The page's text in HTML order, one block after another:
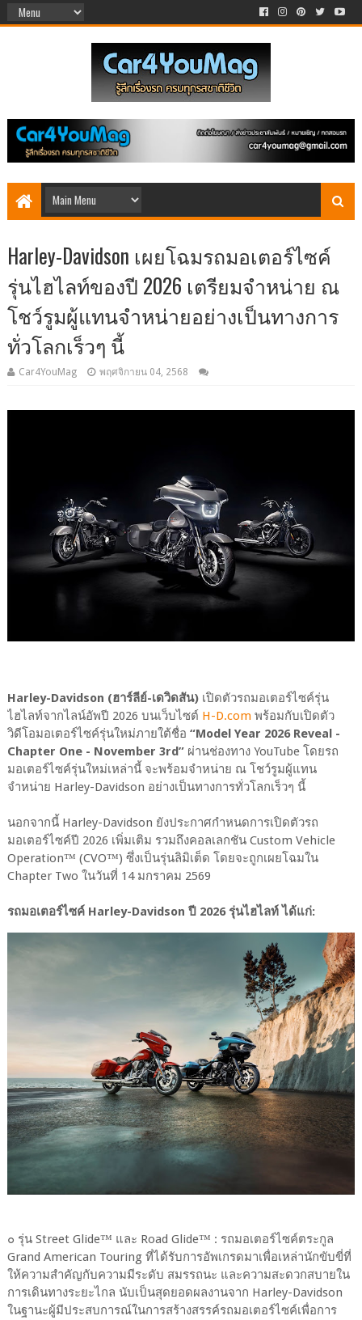
Harley-Davidson เผยโฉมรถมอเตอร์ไซค์
รุ่นไฮไลท์ของปี 2026 เตรียมจำหน่าย ณ
โชว์รูมผู้แทนจำหน่ายอย่างเป็นทางการ
ทั่วโลกเร็วๆ นี้
Car4YouMag พฤศจิกายน 04, 2568
Harley-Davidson (ฮาร์ลีย์-เดวิดสัน)เปิดตัวรถมอเตอร์ไซค์รุ่น
ไฮไลท์จากไลน์อัพปี 2026 บนเว็บไซต์ H-D.comพร้อมกับเปิดตัว
วิดีโอมอเตอร์ไซค์รุ่นใหม่ภายใต้ชื่อ “Model Year 2026 Reveal -
Chapter One - November 3rd”ผ่านช่องทาง YouTube โดยรถ
มอเตอร์ไซค์รุ่นใหม่เหล่านี้ จะพร้อมจำหน่าย ณ โชว์รูมผู้แทน
จำหน่าย Harley-Davidson อย่างเป็นทางการทั่วโลกเร็วๆ นี้
นอกจากนี้ Harley-Davidson ยังประกาศกำหนดการเปิดตัวรถ
มอเตอร์ไซค์ปี 2026 เพิ่มเติม รวมถึงคอลเลกชัน Custom Vehicle
Operation™ (CVO™) ซึ่งเป็นรุ่นลิมิเต็ด โดยจะถูกเผยโฉมใน
Chapter Two ในวันที่ 14 มกราคม 2569
รถมอเตอร์ไซค์ Harley-Davidson ปี 2026 รุ่นไฮไลท์ ได้แก่:
๐ รุ่น Street Glide™ และ Road Glide™ : รถมอเตอร์ไซค์ตระกูล
Grand American Touring ที่ได้รับการอัพเกรดมาเพื่อเหล่านักขับขี่ที่
ให้ความสำคัญกับความมีระดับ สมรรถนะ และความสะดวกสบายใน
การเดินทางระยะไกล นับเป็นสุดยอดผลงานจาก Harley-Davidson
ในฐานะผู้มีประสบการณ์ในการสร้างสรรค์รถมอเตอร์ไซค์เพื่อการ